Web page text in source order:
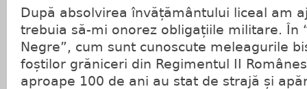
După absolvirea învățământului liceal am
trebuia să-mi onorez obligațiile militare. În
Negre”, cum sunt cunoscute meleagurile
foștilor grăniceri din Regimentul II
aproape 100 de ani au stat de strajă și